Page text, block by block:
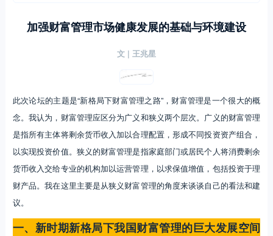
加强财富管理市场健康发展的基础与环境建设
文 | 王兆星
此次论坛的主题是“新格局下财富管理之路”，财富管理是一个很大的概
念。我认为，财富管理应区分为广义和狭义两个层次。广义的财富管理
是指所有主体将剩余货币收入加以合理配置，形成不同投资资产组合，
以实现投资价值。狭义的财富管理是指家庭部门或居民个人将消费剩余
货币收入交给专业的机构加以运营管理，以求保值增值，包括投资于理
财产品。我在这里主要是从狭义财富管理的角度来谈谈自己的看法和建
议。
一、新时期新格局下我国财富管理的巨大发展空间